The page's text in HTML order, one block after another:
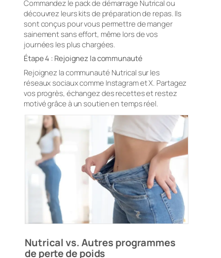
Commandez le pack de démarrage Nutrical ou
découvrez leurs kits de préparation de repas. Ils
sont conçus pour vous permettre de manger
sainement sans effort, même lors de vos
journées les plus chargées.
Étape 4 : Rejoignez la communauté
Rejoignez la communauté Nutrical sur les
réseaux sociaux comme Instagram et X. Partagez
vos progrès, échangez des recettes et restez
motivé grâce à un soutien en temps réel.
Nutrical vs. Autres programmes
de perte de poids